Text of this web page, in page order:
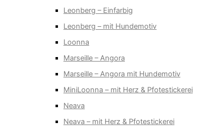
Leonberg – Einfarbig
Leonberg – mit Hundemotiv
Loonna
Marseille – Angora
Marseille – Angora mit Hundemotiv
MiniLoonna – mit Herz & Pfotestickerei
Neava
Neava – mit Herz & Pfotestickerei